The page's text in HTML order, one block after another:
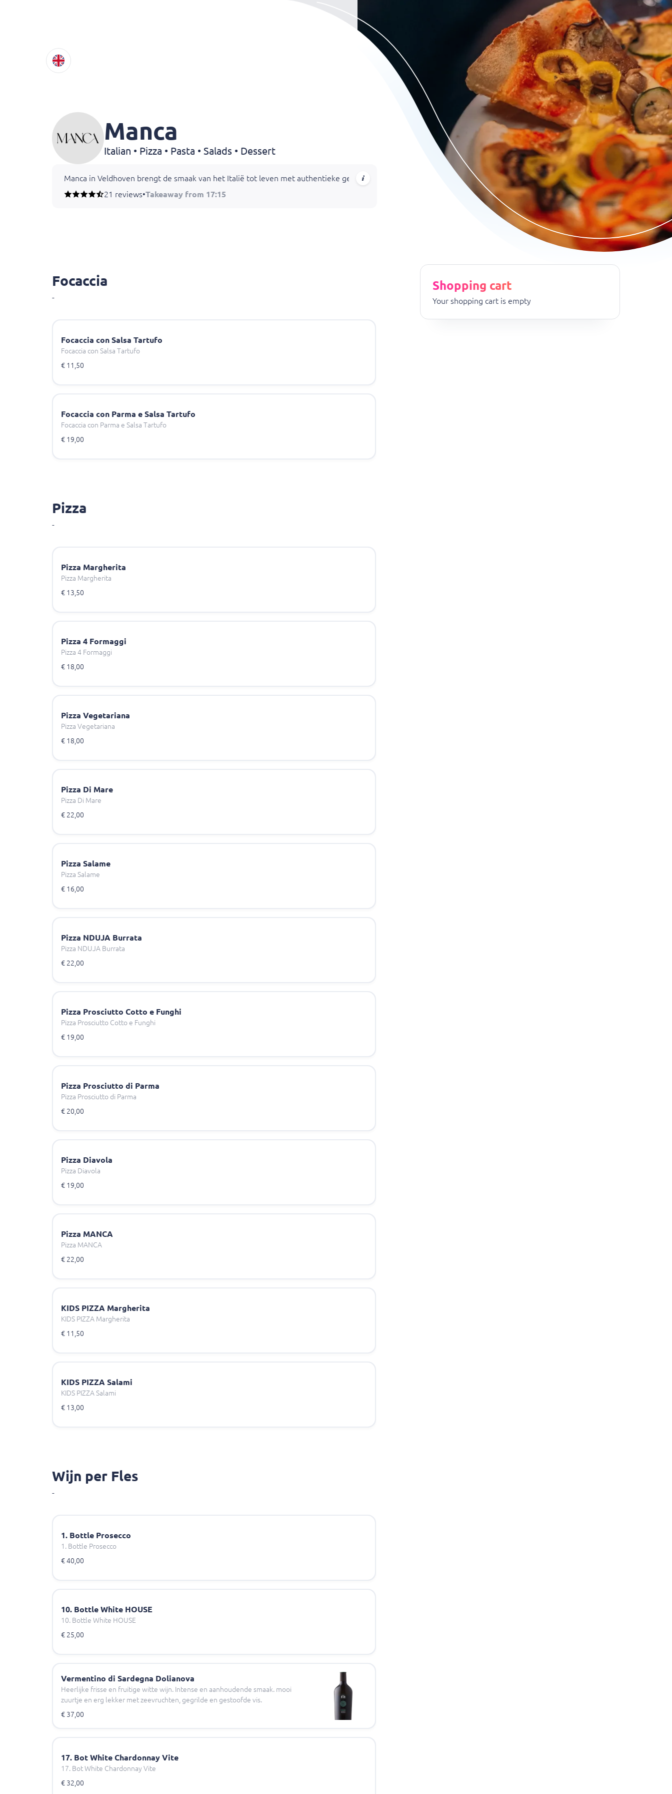
Manca
Italian • Pizza • Pasta • Salads • Dessert
Manca in Veldhoven brengt de smaak van het Italië tot leven met authentieke gerechten vol passie en kwaliteit. Onze keuken brigade werkt met verse, pure
21 reviews•Takeaway from 17:15
Focaccia
-
Focaccia con Salsa Tartufo
Focaccia con Salsa Tartufo
€ 11,50
Focaccia con Parma e Salsa Tartufo
Focaccia con Parma e Salsa Tartufo
€ 19,00
Pizza
-
Pizza Margherita
Pizza Margherita
€ 13,50
Pizza 4 Formaggi
Pizza 4 Formaggi
€ 18,00
Pizza Vegetariana
Pizza Vegetariana
€ 18,00
Pizza Di Mare
Pizza Di Mare
€ 22,00
Pizza Salame
Pizza Salame
€ 16,00
Pizza NDUJA Burrata
Pizza NDUJA Burrata
€ 22,00
Pizza Prosciutto Cotto e Funghi
Pizza Prosciutto Cotto e Funghi
€ 19,00
Pizza Prosciutto di Parma
Pizza Prosciutto di Parma
€ 20,00
Pizza Diavola
Pizza Diavola
€ 19,00
Pizza MANCA
Pizza MANCA
€ 22,00
KIDS PIZZA Margherita
KIDS PIZZA Margherita
€ 11,50
KIDS PIZZA Salami
KIDS PIZZA Salami
€ 13,00
Wijn per Fles
-
1. Bottle Prosecco
1. Bottle Prosecco
€ 40,00
10. Bottle White HOUSE
10. Bottle White HOUSE
€ 25,00
Vermentino di Sardegna Dolianova
Heerlijke frisse en fruitige witte wijn. Intense en aanhoudende smaak. mooi
zuurtje en erg lekker met zeevruchten, gegrilde en gestoofde vis.
€ 37,00
17. Bot White Chardonnay Vite
17. Bot White Chardonnay Vite
€ 32,00
Shopping cart
Your shopping cart is empty